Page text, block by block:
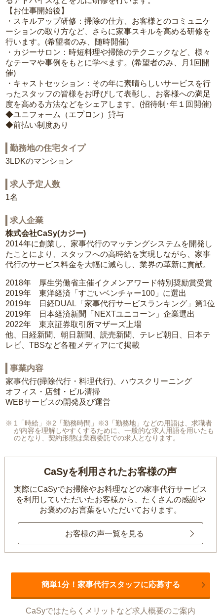
【お仕事開始後】
・スキルアップ研修：掃除の仕方、お客様とのコミュニケ
ーションの取り方など、さらに家事スキルを高める研修を
行います。(希望者のみ、随時開催)
・カジーサロン：時短料理や掃除のテクニックなど、様々
なテーマや事例をもとに学べます。(希望者のみ、月1回開
催)
・キャストセッション：その年に素晴らしいサービスを行
ったスタッフの皆様をお呼びして表彰し、お客様への満足
度を高める方法などをシェアします。(招待制･年１回開催)
◆ユニフォーム（エプロン）貸与
◆前払い制度あり
勤務地の住宅タイプ
3LDKのマンション
求人予定人数
1名
求人企業
株式会社CaSy(カジー)
2014年に創業し、家事代行のマッチングシステムを開発し
たことにより、スタッフへの高時給を実現しながら、家事
代行のサービス料金を大幅に減らし、業界の革新に貢献。
2018年 厚生労働省主催イクメンアワード特別奨励賞受賞
2019年 東洋経済「すごいベンチャー100」に選出
2019年 日経DUAL「家事代行サービスランキング」第1位
2019年 日本経済新聞「NEXTユニコーン」企業選出
2022年 東京証券取引所マザーズ上場
他、日経新聞、朝日新聞、読売新聞、テレビ朝日、日本テ
レビ、TBSなど各種メディアにて掲載
事業内容
家事代行(掃除代行・料理代行)、ハウスクリーニング
オフィス・店舗・ビル清掃
WEBサービスの開発及び運営
1「時給」※2「勤務時間」※3「勤務地」などの用語は、求職者
が内容を理解しやすくするために、一般的な求人用語を用いたも
のとなり、契約形態は業務委託での求人となります。
CaSyを利用されたお客様の声
実際にCaSyでお掃除やお料理などの家事代行サービス
を利用していただいたお客様から、 たくさんの感謝や
お褒めのお言葉をいただいております。
お客様の声一覧を見る
簡単1分！家事代行スタッフに応募する
CaSyではたらくメリットなど求人概要のご案内